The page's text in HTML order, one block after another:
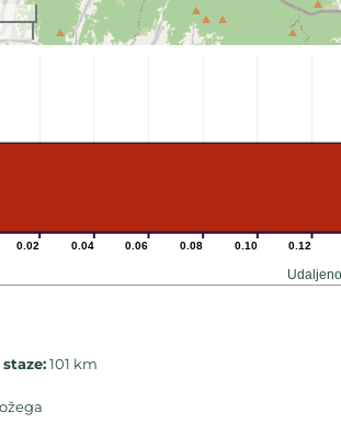
0.02 0.04 0.06 0.08 0.10 0.12
101 km